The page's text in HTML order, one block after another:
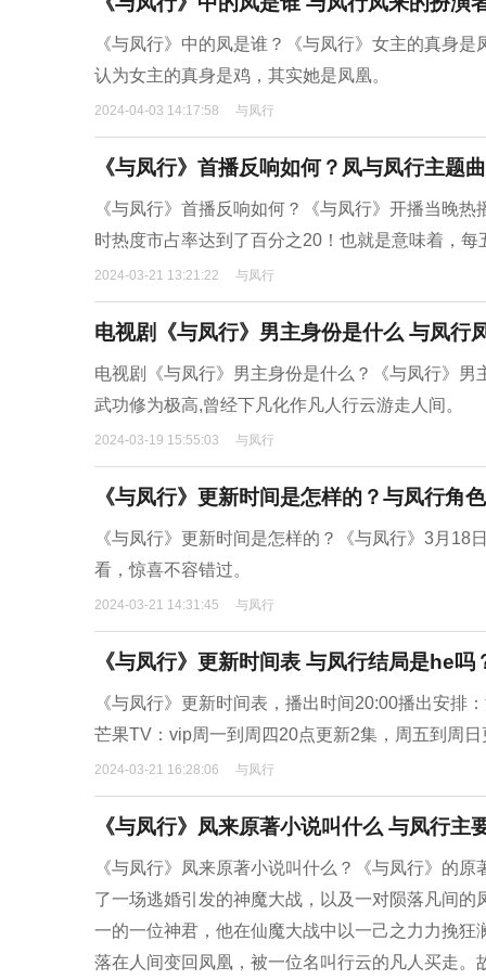
《与凤行》中的凤是谁？《与凤行》女主的真身
认为女主的真身是鸡，其实她是凤凰。
2024-04-03 14:17:58 与凤行
《与凤行》首播反响如何？凤与凤行主题
《与凤行》首播反响如何？《与凤行》开播当晚
时热度市占率达到了百分之20！也就是意味着，
2024-03-21 13:21:22 与凤行
电视剧《与凤行》男主身份是什么 与凤行
电视剧《与凤行》男主身份是什么？《与凤行》
武功修为极高,曾经下凡化作凡人行云游走人间。
2024-03-19 15:55:03 与凤行
《与凤行》更新时间是怎样的？与凤行角
《与凤行》更新时间是怎样的？《与凤行》3月
看，惊喜不容错过。
2024-03-21 14:31:45 与凤行
《与凤行》更新时间表 与凤行结局是he吗
《与凤行》更新时间表，播出时间20:00播出安排
芒果TV：vip周一到周四20点更新2集，周五到周
2024-03-21 16:28:06 与凤行
《与凤行》凤来原著小说叫什么 与凤行主
《与凤行》凤来原著小说叫什么？《与凤行》的
了一场逃婚引发的神魔大战，以及一对陨落凡间
一的一位神君，他在仙魔大战中以一己之力力挽
落在人间变回凤凰，被一位名叫行云的凡人买走